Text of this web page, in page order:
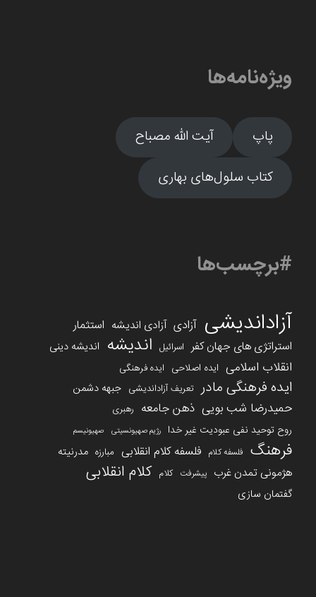
ویژه‌نامه‌ها
پاپ
آیت الله مصباح
کتاب سلول‌های بهاری
#برچسب‌ها
آزاداندیشی آزادی آزادی اندیشه استثمار
استراتژی های جهان کفر اسرائیل اندیشه اندیشه دینی
انقلاب اسلامی ایده اصلاحی ایده فرهنگی
ایده فرهنگی مادر تعریف آزاداندیشی جبهه دشمن
حمیدرضا شب بویی ذهن جامعه رهبری
روح توحید نفی عبودیت غیر خدا رژیم صهیونسیتی صهیونیسم
فرهنگ فلسفه کلام فلسفه کلام انقلابی مبارزه مدرنیته
هژمونی تمدن غرب پیشرفت کلام کلام انقلابی
گفتمان سازی